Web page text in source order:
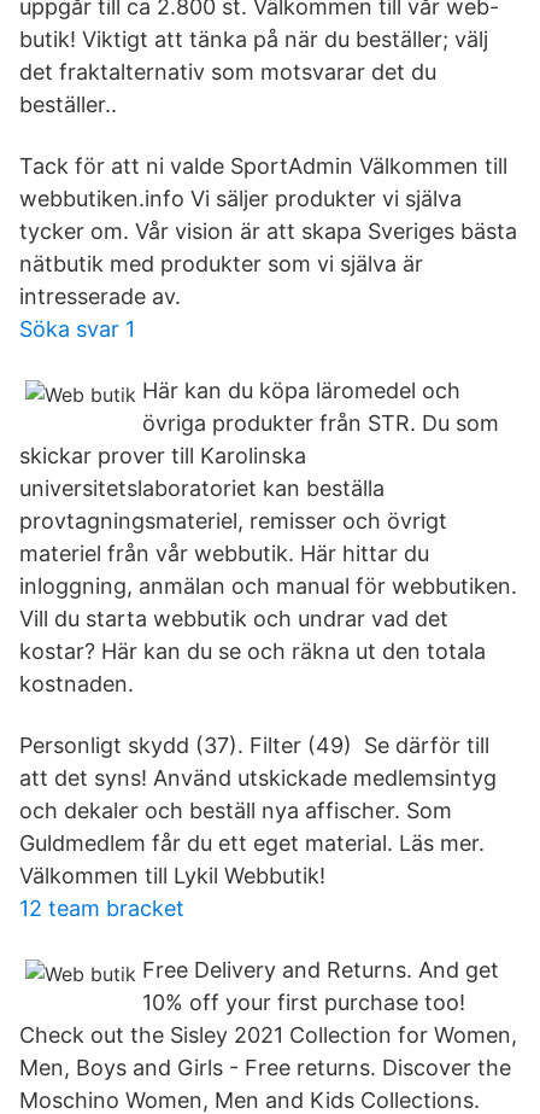
uppgår till ca 2.800 st. Välkommen till vår web-
butik! Viktigt att tänka på när du beställer; välj
det fraktalternativ som motsvarar det du
beställer..
Tack för att ni valde SportAdmin Välkommen till
webbutiken.info Vi säljer produkter vi själva
tycker om. Vår vision är att skapa Sveriges bästa
nätbutik med produkter som vi själva är
intresserade av.
Söka svar 1
Här kan du köpa läromedel och
övriga produkter från STR. Du som
skickar prover till Karolinska
universitetslaboratoriet kan beställa
provtagningsmateriel, remisser och övrigt
materiel från vår webbutik. Här hittar du
inloggning, anmälan och manual för webbutiken.
Vill du starta webbutik och undrar vad det
kostar? Här kan du se och räkna ut den totala
kostnaden.
Personligt skydd (37). Filter (49) Se därför till
att det syns! Använd utskickade medlemsintyg
och dekaler och beställ nya affischer. Som
Guldmedlem får du ett eget material. Läs mer.
Välkommen till Lykil Webbutik!
12 team bracket
Free Delivery and Returns. And get
10% off your first purchase too!
Check out the Sisley 2021 Collection for Women,
Men, Boys and Girls - Free returns. Discover the
Moschino Women, Men and Kids Collections.